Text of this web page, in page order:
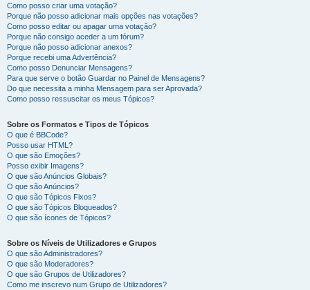
Como posso criar uma votação?
Porque não posso adicionar mais opções nas votações?
Como posso editar ou apagar uma votação?
Porque não consigo aceder a um fórum?
Porque não posso adicionar anexos?
Porque recebi uma Advertência?
Como posso Denunciar Mensagens?
Para que serve o botão Guardar no Painel de Mensagens?
Do que necessita a minha Mensagem para ser Aprovada?
Como posso ressuscitar os meus Tópicos?
Sobre os Formatos e Tipos de Tópicos
O que é BBCode?
Posso usar HTML?
O que são Emoções?
Posso exibir Imagens?
O que são Anúncios Globais?
O que são Anúncios?
O que são Tópicos Fixos?
O que são Tópicos Bloqueados?
O que são ícones de Tópicos?
Sobre os Níveis de Utilizadores e Grupos
O que são Administradores?
O que são Moderadores?
O que são Grupos de Utilizadores?
Como me inscrevo num Grupo de Utilizadores?